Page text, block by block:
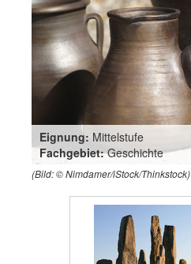
Eignung: Mittelstufe
Fachgebiet:Geschichte
(Bild: © Nimdamer/iStock/Thinkstock)